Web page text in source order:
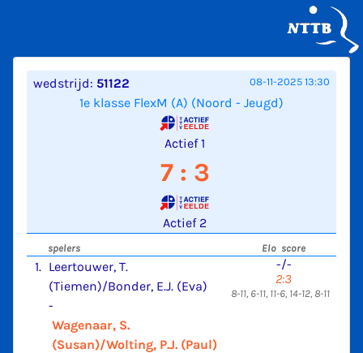
wedstrijd: 51122 08-11-2025 13:30
1e klasse FlexM (A) (Noord - Jeugd)
Actief 1
7 : 3
Actief 2
spelers Elo score
1. Leertouwer, T.
(Tiemen)/Bonder, E.J. (Eva)
-
Wagenaar, S.
(Susan)/Wolting, P.J. (Paul)
-/-
2:3
8-11, 6-11, 11-6, 14-12, 8-11